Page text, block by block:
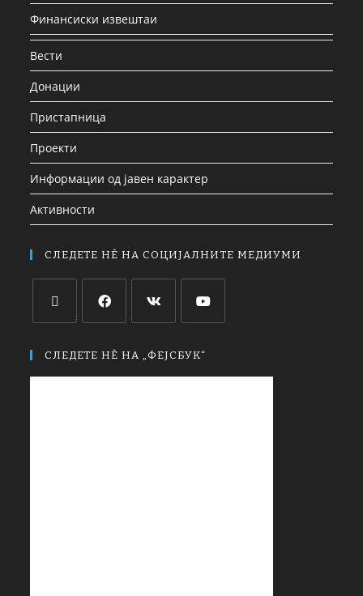
Финансиски извештаи
Вести
Донации
Пристапница
Проекти
Информации од јавен карактер
Активности
СЛЕДЕТЕ НЀ НА СОЦИЈАЛНИТЕ МЕДИУМИ
СЛЕДЕТЕ НЀ НА „ФЕЈСБУК“